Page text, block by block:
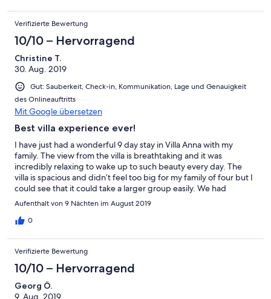
accurate. We fell in love with this property, the views and the
greek people! Thank you!!
Verifizierte Bewertung
10/10 – Hervorragend
Christine T.
30. Aug. 2019
Gut: Sauberkeit, Check-in, Kommunikation, Lage und Genauigkeit
des Onlineauftritts
Mit Google übersetzen
Best villa experience ever!
I have just had a wonderful 9 day stay in Villa Anna with my
family. The view from the villa is breathtaking and it was
incredibly relaxing to wake up to such beauty every day. The
villa is spacious and didn’t feel too big for my family of four but I
could see that it could take a larger group easily. We had
everything we needed and Emmanuel was very helpful both
before and during our stay. Very friendly cleaners came in
regularly. We hired a car and did the 2 1/2 hour drive from
flight in order to catch the ferry as the drive involved many hills
and bends. We rented a boat at a very reasonable price from a
boat rental in Porto Heli and found several deserted beaches.
The water taxi to Spetses is also a must - it’s like taking a little trip
to Venice and has a lovely atmosphere. The supermarkets in
Aufenthalt von 9 Nächten im August 2019
0
Verifizierte Bewertung
10/10 – Hervorragend
Georg Ö.
9. Aug. 2019